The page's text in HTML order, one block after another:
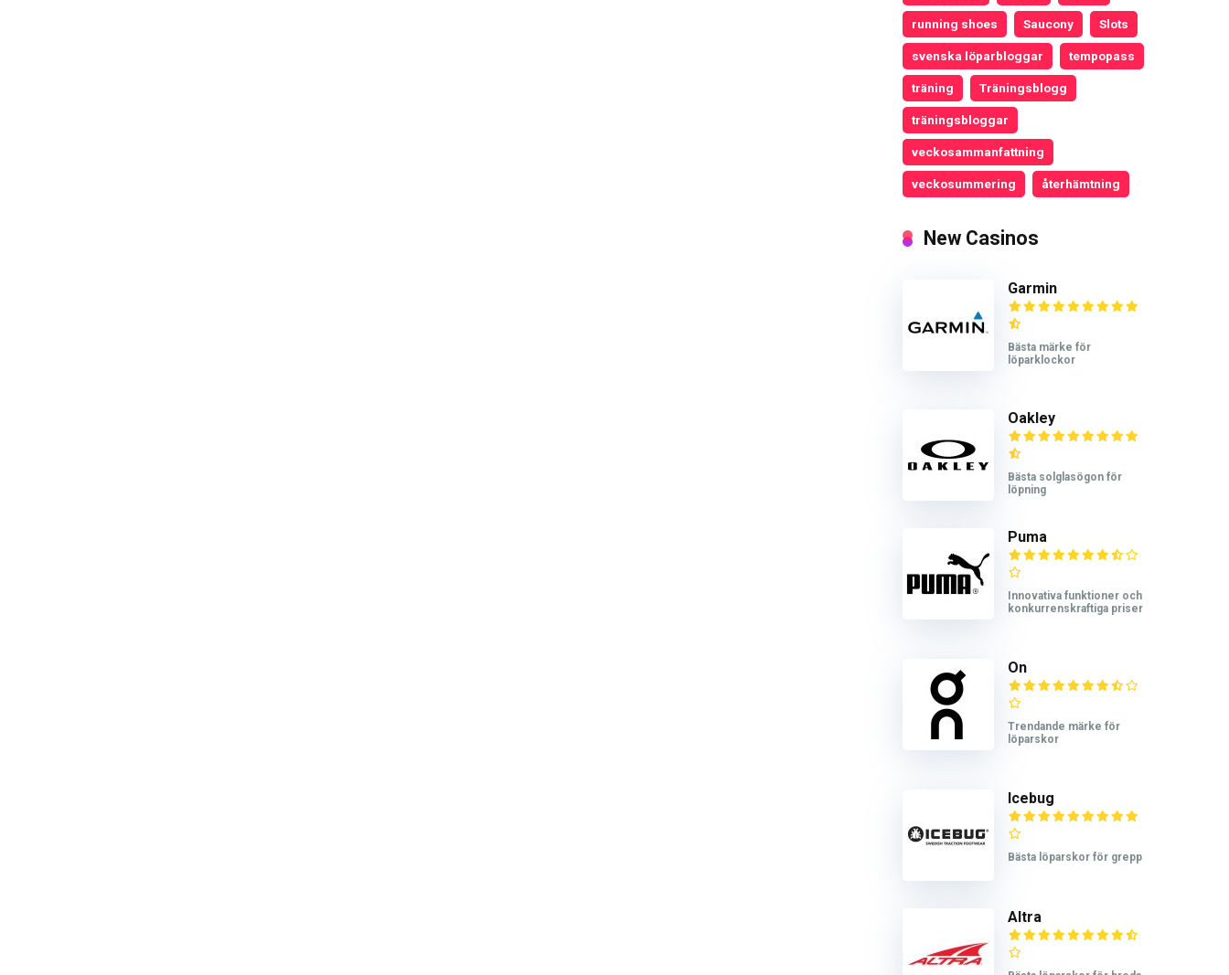
running shoes Saucony Slots
svenska löparbloggar tempopass
träning Träningsblogg
träningsbloggar
veckosammanfattning
veckosummering återhämtning
New Casinos
Garmin
Bästa märke för
löparklockor
Oakley
Bästa solglasögon för
löpning
Puma
Innovativa funktioner och
konkurrenskraftiga priser
On
Trendande märke för
löparskor
Icebug
Bästa löparskor för grepp
Altra